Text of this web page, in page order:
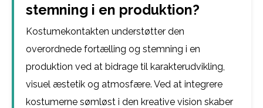
stemning i en produktion?
Kostumekontakten understøtter den
overordnede fortælling og stemning i en
produktion ved at bidrage til karakterudvikling,
visuel æstetik og atmosfære. Ved at integrere
kostumerne sømløst i den kreative vision skaber